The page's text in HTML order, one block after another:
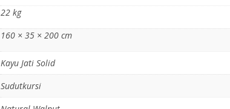
22 kg
160 × 35 × 200 cm
Kayu Jati Solid
Sudutkursi